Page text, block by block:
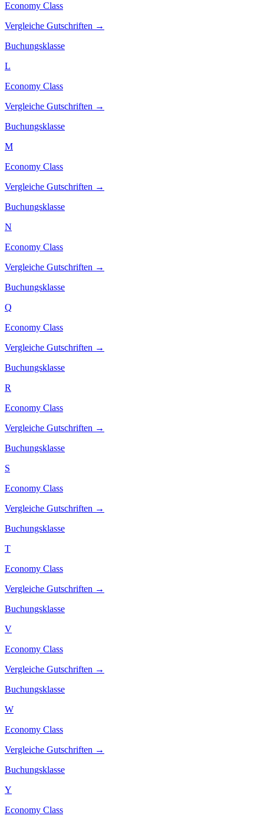
Economy Class
Vergleiche Gutschriften →
Buchungsklasse
L
Economy Class
Vergleiche Gutschriften →
Buchungsklasse
M
Economy Class
Vergleiche Gutschriften →
Buchungsklasse
N
Economy Class
Vergleiche Gutschriften →
Buchungsklasse
Q
Economy Class
Vergleiche Gutschriften →
Buchungsklasse
R
Economy Class
Vergleiche Gutschriften →
Buchungsklasse
S
Economy Class
Vergleiche Gutschriften →
Buchungsklasse
T
Economy Class
Vergleiche Gutschriften →
Buchungsklasse
V
Economy Class
Vergleiche Gutschriften →
Buchungsklasse
W
Economy Class
Vergleiche Gutschriften →
Buchungsklasse
Y
Economy Class